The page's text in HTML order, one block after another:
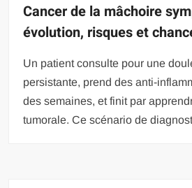
Cancer de la mâchoire
évolution, risques et
Un patient consulte pour une
persistante, prend des anti-
des semaines, et finit par
tumorale. Ce scénario de